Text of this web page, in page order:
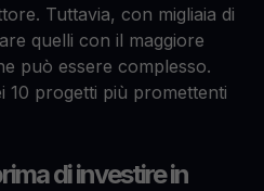
Tuttavia, con migliaia di
quelli con il maggiore
può essere complesso.
10 progetti più promettenti
di investire in